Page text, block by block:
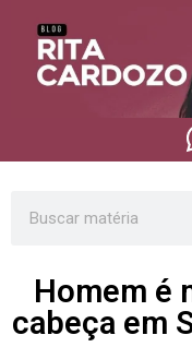
Homem é
cabeça em